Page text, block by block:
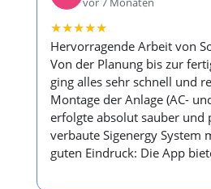
★★★★★
Hervorragende Arbeit von
Von der Planung bis zur
ging alles sehr schnell und
Montage der Anlage (AC-
erfolgte absolut sauber und
verbaute Sigenergy System
guten Eindruck: Die App